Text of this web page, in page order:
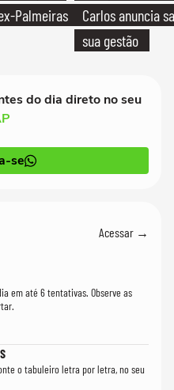
Palmeiras
Carlos anuncia
sua gestão
do dia direto no seu
se
Acessar →
em até 6 tentativas. Observe as
o tabuleiro letra por letra, no seu